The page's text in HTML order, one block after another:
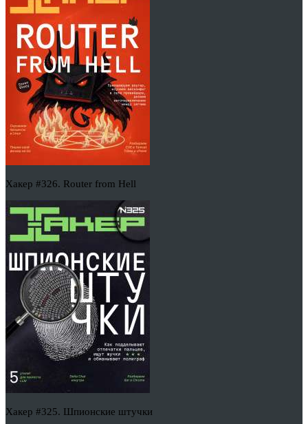
Хакер #326. Router from Hell
Хакер #325. Шпионские штучки